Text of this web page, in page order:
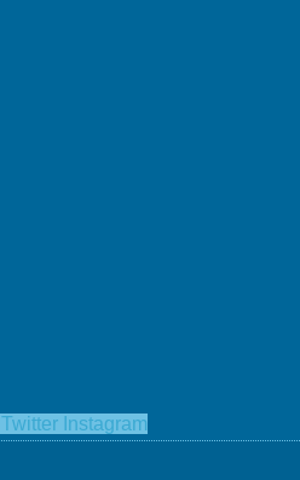
Twitter Instagram